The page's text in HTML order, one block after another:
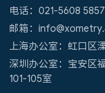
电话：021-5608 5857
邮箱：
上海办公室：虹口区
深圳办公室：宝安区
101-105室